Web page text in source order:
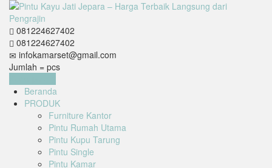
081224627402
081224627402
infokamarset@gmail.com
Jumlah = pcs
Beranda
PRODUK
Furniture Kantor
Pintu Rumah Utama
Pintu Kupu Tarung
Pintu Single
Pintu Kamar